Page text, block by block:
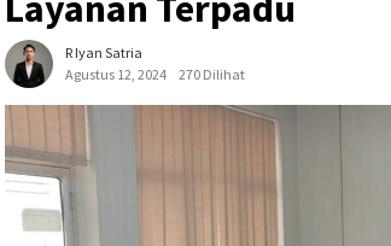
R Iyan Satria
Agustus 12, 2024
270 Dilihat